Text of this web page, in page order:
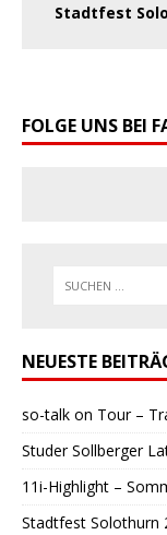
Stadtfest
FOLGE UNS BEI
NEUESTE
so-talk on Tour –
Studer Sollberger
11i-Highlight –
Stadtfest Solothurn